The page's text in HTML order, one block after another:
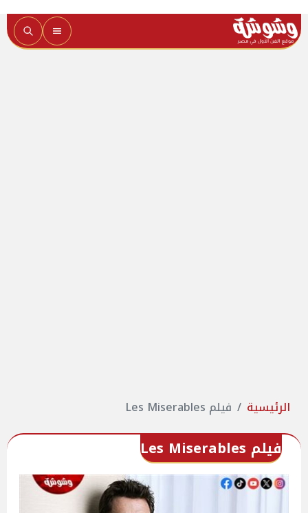
الرئيسية فيلم Les Miserables
فيلم Les Miserables